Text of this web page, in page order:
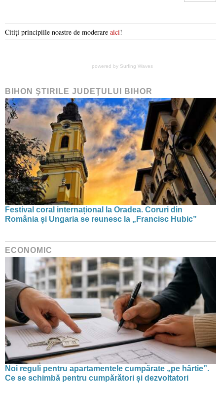
Citiți principiile noastre de moderare aici!
powered by Surfing Waves
BIHON ŞTIRILE JUDEŢULUI BIHOR
Festival coral internațional la Oradea. Coruri din
România și Ungaria se reunesc la „Francisc Hubic”
ECONOMIC
Noi reguli pentru apartamentele cumpărate „pe hârtie”.
Ce se schimbă pentru cumpărători și dezvoltatori